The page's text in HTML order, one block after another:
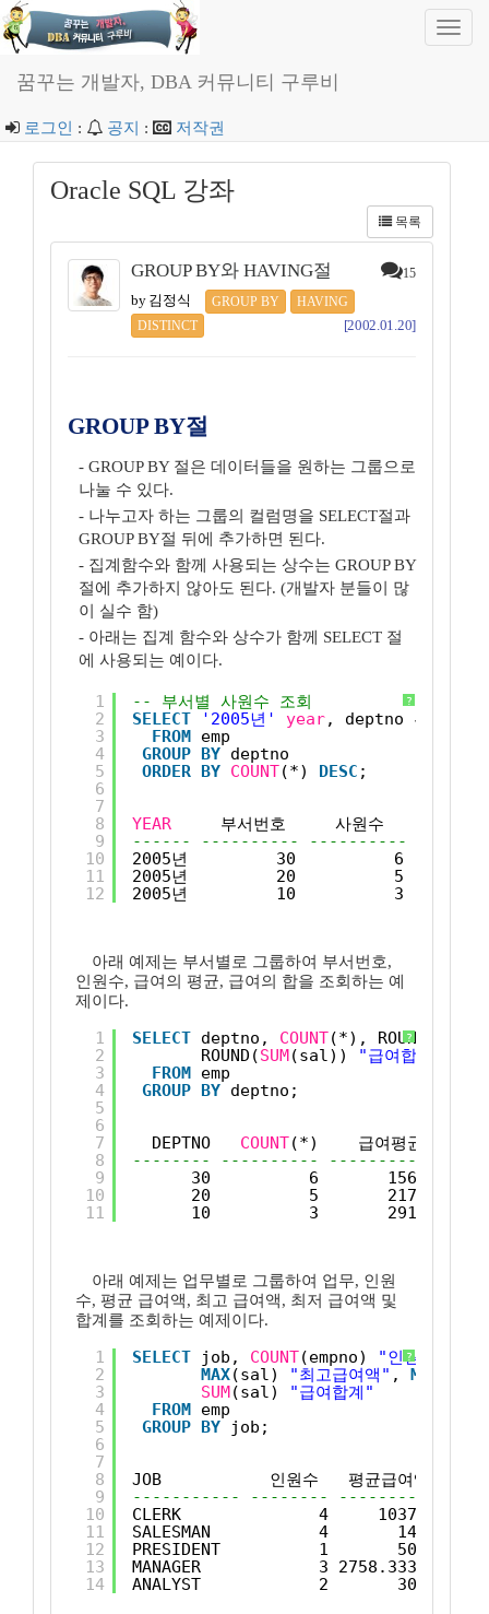
꿈꾸는 개발자, DBA 커뮤니티 구루비
로그인 : 공지 : 저작권
Oracle SQL 강좌
목록
GROUP BY와 HAVING절 15
by 김정식 GROUP BY
HAVING
DISTINCT
[2002.01.20]
GROUP BY절
- GROUP BY 절은 데이터들을 원하는 그룹으로
나눌 수 있다.
- 나누고자 하는 그룹의 컬럼명을 SELECT절과
GROUP BY절 뒤에 추가하면 된다.
- 집계함수와 함께 사용되는 상수는 GROUP BY
절에 추가하지 않아도 된다. (개발자 분들이 많
이 실수 함)
- 아래는 집계 함수와 상수가 함께 SELECT 절
에 사용되는 예이다.
?
1
2
3
4
5
6
7
8
9
10
11
12
-- 부서별 사원수 조회
SELECT
'2005년' year, deptno 부서번
FROM emp
GROUP BY deptno
ORDER BY COUNT(*) DESC ;
YEAR
부서번호     사원수
------ ---------- ----------
2005년         30          6
2005년         20          5
2005년         10          3
아래 예제는 부서별로 그룹하여 부서번호,
인원수, 급여의 평균, 급여의 합을 조회하는 예
제이다.
?
1
2
3
4
5
6
7
8
9
10
11
SELECT deptno, COUNT(*), ROUND(
ROUND(SUM(sal))
"급여합계"
FROM emp
GROUP BY deptno;
DEPTNO COUNT(*)    급여평균    급
-------- ---------- ----------
30          6       1567
20          5       2175
10          3       2917
아래 예제는 업무별로 그룹하여 업무, 인원
수, 평균 급여액, 최고 급여액, 최저 급여액 및
합계를 조회하는 예제이다.
?
1
2
3
4
5
6
7
8
9
10
11
12
13
14
SELECT job, COUNT(empno) "인원수"
MAX(sal) "최고급여액" , MIN
SUM(sal)
"급여합계"
FROM emp
GROUP BY job;
JOB           인원수   평균급여액   최
----------- -------- ----------
CLERK              4     1037.5
SALESMAN           4       1400
PRESIDENT          1       5000
MANAGER            3 2758.33333
ANALYST            2       3000